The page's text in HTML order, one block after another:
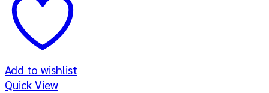
Add to wishlist
Quick View